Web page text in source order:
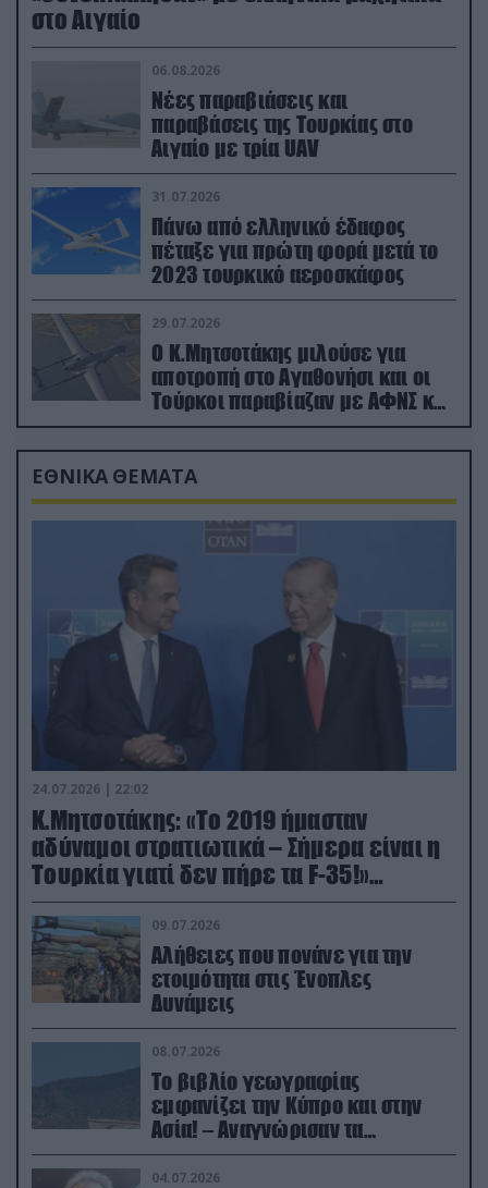
στο Αιγαίο
06.08.2026
Νέες παραβιάσεις και
παραβάσεις της Τουρκίας στο
Αιγαίο με τρία UAV
31.07.2026
Πάνω από ελληνικό έδαφος
πέταξε για πρώτη φορά μετά το
2023 τουρκικό αεροσκάφος
29.07.2026
Ο Κ.Μητσοτάκης μιλούσε για
αποτροπή στο Αγαθονήσι και οι
Τούρκοι παραβίαζαν με ΑΦΝΣ και
drone
ΕΘΝΙΚΑ ΘΕΜΑΤΑ
24.07.2026 | 22:02
Κ.Μητσοτάκης: «Το 2019 ήμασταν
αδύναμοι στρατιωτικά – Σήμερα είναι η
Τουρκία γιατί δεν πήρε τα F-35!»
(βίντεο)
09.07.2026
Αλήθειες που πονάνε για την
ετοιμότητα στις Ένοπλες
Δυνάμεις
08.07.2026
Το βιβλίο γεωγραφίας
εμφανίζει την Κύπρο και στην
Ασία! – Αναγνώρισαν τα
κατεχόμενα; (φωτο)
04.07.2026